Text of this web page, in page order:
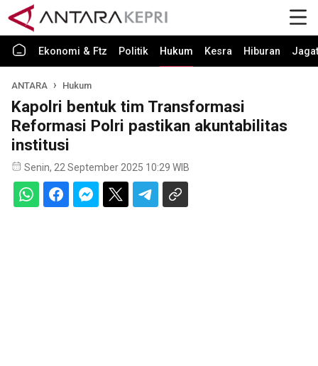
Ekonomi & Ftz Politik Hukum Kesra Hiburan Jagat
ANTARA Hukum
Kapolri bentuk tim Transformasi
Reformasi Polri pastikan akuntabilitas
institusi
Senin, 22 September 2025 10:29 WIB